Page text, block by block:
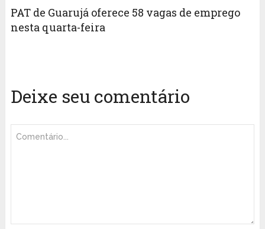
PAT de Guarujá oferece 58 vagas de emprego
nesta quarta-feira
Deixe seu comentário